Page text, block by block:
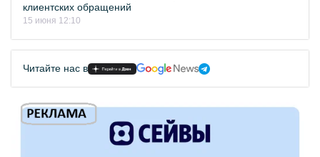
клиентских обращений
15 июня 12:10
Читайте нас в